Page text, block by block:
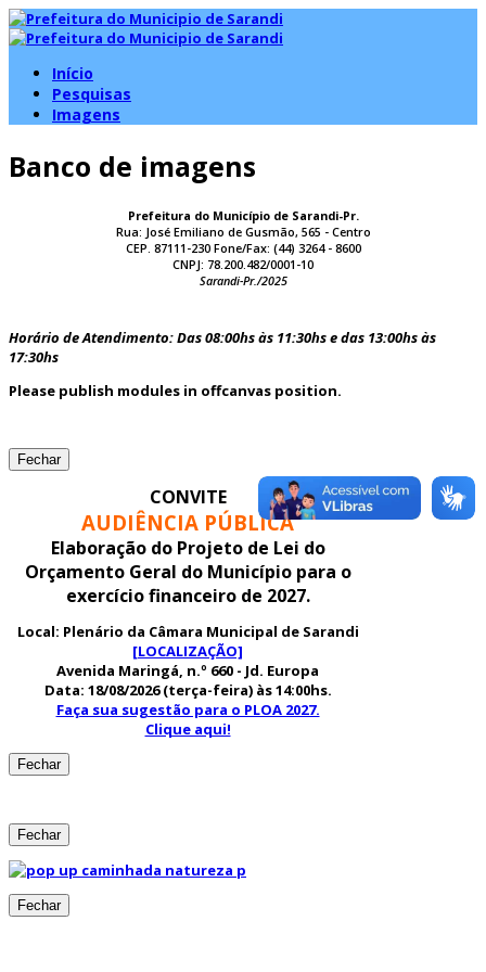
Início
Pesquisas
Imagens
Banco de imagens
Prefeitura do Município de Sarandi-Pr.
Rua: José Emiliano de Gusmão, 565 - Centro
CEP. 87111-230 Fone/Fax: (44) 3264 - 8600
CNPJ: 78.200.482/0001-10
Sarandi-Pr./2025
Horário de Atendimento: Das 08:00hs às 11:30hs e das 13:00hs às
17:30hs
Please publish modules in offcanvas position.
Fechar
CONVITE
AUDIÊNCIA PÚBLICA
Elaboração do Projeto de Lei do
Orçamento Geral do Município para o
exercício financeiro de 2027.
Local: Plenário da Câmara Municipal de Sarandi
[LOCALIZAÇÃO]
Avenida Maringá, n.º 660 - Jd. Europa
Data: 18/08/2026 (terça-feira) às 14:00hs.
Faça sua sugestão para o PLOA 2027.
Clique aqui!
Fechar
Fechar
Fechar